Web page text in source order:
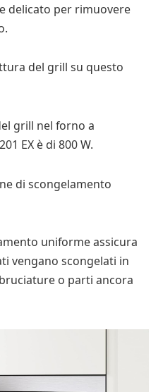
delicato per rimuovere
del grill su questo
grill nel forno a
EX è di 800 W.
di scongelamento
uniforme assicura
vengano scongelati in
o parti ancora